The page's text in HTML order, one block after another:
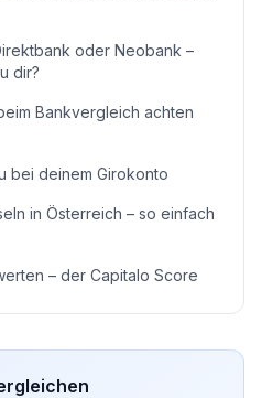
oder Neobank –
dir?
Bankvergleich achten
bei deinem Girokonto
in Österreich – so einfach
– der Capitalo Score